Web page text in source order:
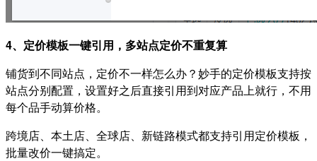
4、定价模板一键引用，多站点定价不重复算
铺货到不同站点，定价不一样怎么办？妙手的定价模板支持按
站点分别配置，设置好之后直接引用到对应产品上就行，不用
每个品手动算价格。
跨境店、本土店、全球店、新链路模式都支持引用定价模板，
批量改价一键搞定。